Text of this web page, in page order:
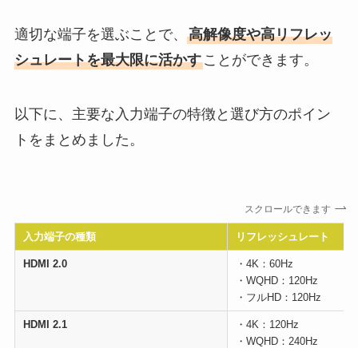
​適切な端子を選ぶことで、 高解像度や高リフレッ
シュレートを最大限に活かすことができます。
​以下に、主要な入力端子の特徴と選び方のポイン
トをまとめました。​
スクロールできます
入力端子の種類 リフレッシュレート
HDMI 2.0
・4K：60Hz
・WQHD：120Hz
・フルHD：120Hz
HDMI 2.1
・4K：120Hz
・WQHD：240Hz